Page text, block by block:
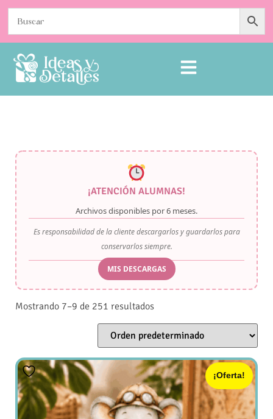
¡ATENCIÓN ALUMNAS!
Archivos disponibles por6 meses.
Es responsabilidad de la cliente descargarlos y guardarlos para
conservarlos siempre.
MIS DESCARGAS
Mostrando 7–9 de 251 resultados
¡Oferta!